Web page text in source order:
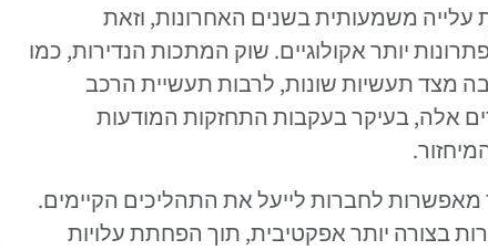
משמעותית בשנים האחרונות, וזאת
יותר אקולוגיים. שוק המתכות הנדירות, כמו
מצד תעשיות שונות, לרבות תעשיית הרכב
אלה, בעיקר בעקבות התחזקות המודעות
מאפשרות לחברות לייעל את התהליכים הקיימים.
בצורה יותר אפקטיבית, תוך הפחתת עלויות